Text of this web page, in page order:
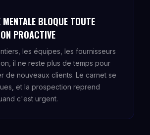
BLOQUE TOUTE
PROACTIVE
les équipes, les fournisseurs
il ne reste plus de temps pour
de nouveaux clients. Le carnet se
et la prospection reprend
c'est urgent.